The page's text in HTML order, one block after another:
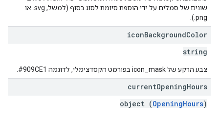
שונים של סמלים על ידי הוספת סיומת לסוג בסוף (למשל, ‎.svg או
‎.png).
iconBackgroundColor
string
צבע הרקע של icon_mask בפורמט הקסדצימלי, לדוגמה ‎#909CE1.
currentOpeningHours
object (OpeningHours)